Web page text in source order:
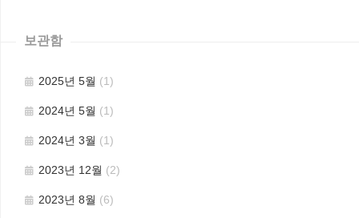
보관함
2025년 5월 (1)
2024년 5월 (1)
2024년 3월 (1)
2023년 12월 (2)
2023년 8월 (6)